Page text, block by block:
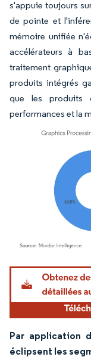
s'appuie toujours
de pointe et
mémoire unifiée
accélérateurs à
traitement
produits intégrés
que les produits
performances et la
Image © Mordor
Par application
éclipsent les